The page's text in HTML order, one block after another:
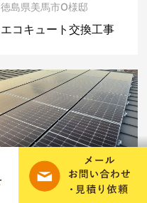
徳島県美馬市O様邸
エコキュート交換工事
太陽光発電